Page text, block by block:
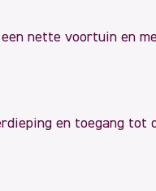
nette voortuin en
en toegang tot